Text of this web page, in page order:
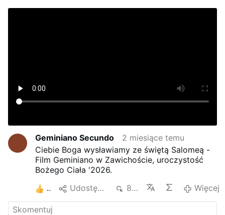
Geminiano Secundo
2 miesiące temu
Ciebie Boga wysławiamy ze świętą Salomeą -
Film Geminiano w Zawichoście, uroczystość
Bożego Ciała '2026.
2
Udostępnij 861 Więcej